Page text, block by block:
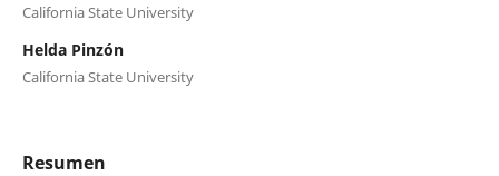
California State University
Helda Pinzón
California State University
Resumen